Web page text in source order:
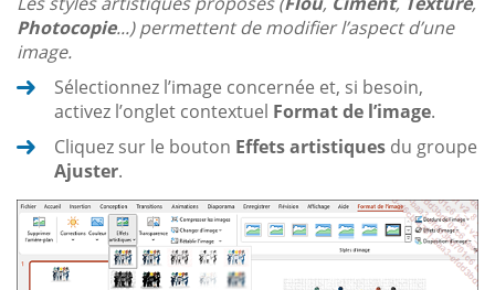
Photocopie...) permettent de modifier l’aspect d’une
image.
Sélectionnez l’image concernée et, si besoin,
activez l’onglet contextuel Format de l’image.
Cliquez sur le bouton Effets artistiques du groupe
Ajuster.